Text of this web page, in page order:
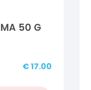
50 G
€17.00